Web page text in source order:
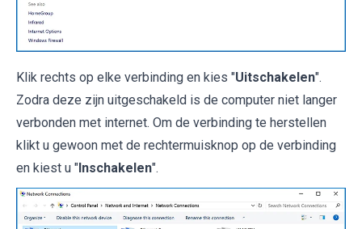
Klik rechts op elke verbinding en kies "Uitschakelen".
Zodra deze zijn uitgeschakeld is de computer niet langer
verbonden met internet. Om de verbinding te herstellen
klikt u gewoon met de rechtermuisknop op de verbinding
en kiest u "Inschakelen".